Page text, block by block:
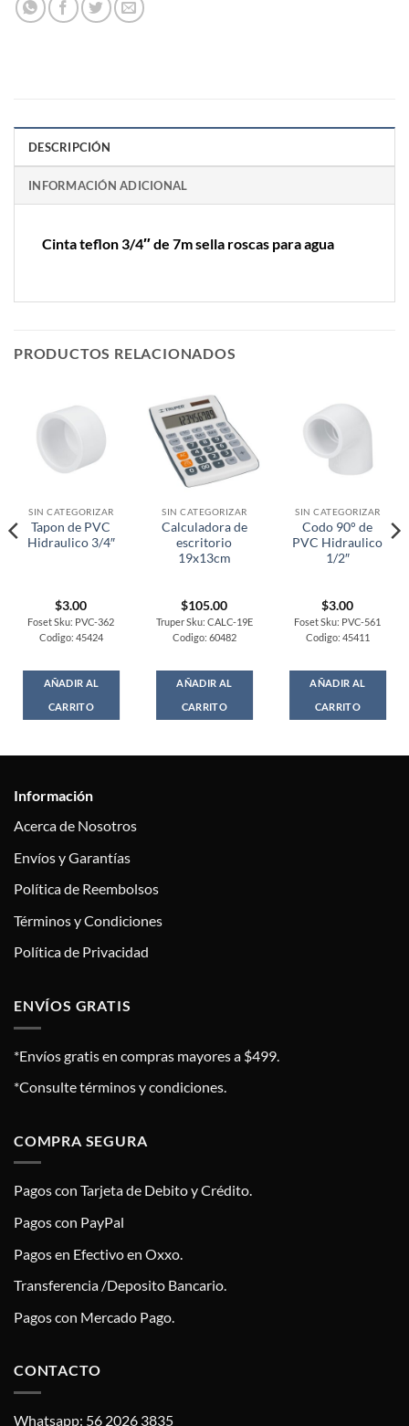
DESCRIPCIÓN
INFORMACIÓN ADICIONAL
Cinta teflon 3/4″ de 7m sella roscas para agua
PRODUCTOS RELACIONADOS
SIN CATEGORIZAR
Tapon de PVC
Hidraulico 3/4″
$3.00
Foset Sku: PVC-362
Codigo: 45424
AÑADIR AL
CARRITO
SIN CATEGORIZAR
Calculadora de
escritorio
19x13cm
$105.00
Truper Sku: CALC-19E
Codigo: 60482
AÑADIR AL
CARRITO
SIN CATEGORIZAR
Codo 90° de
PVC Hidraulico
1/2″
$3.00
Foset Sku: PVC-561
Codigo: 45411
AÑADIR AL
CARRITO
Información
Acerca de Nosotros
Envíos y Garantías
Política de Reembolsos
Términos y Condiciones
Política de Privacidad
ENVÍOS GRATIS
*Envíos gratis en compras mayores a $499.
*Consulte términos y condiciones.
COMPRA SEGURA
Pagos con Tarjeta de Debito y Crédito.
Pagos con PayPal
Pagos en Efectivo en Oxxo.
Transferencia /Deposito Bancario.
Pagos con Mercado Pago.
CONTACTO
Whatsapp: 56 2026 3835